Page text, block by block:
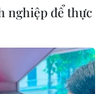
nghiệp để thực